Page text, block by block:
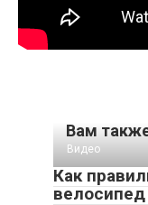
Вам
Видео
Как